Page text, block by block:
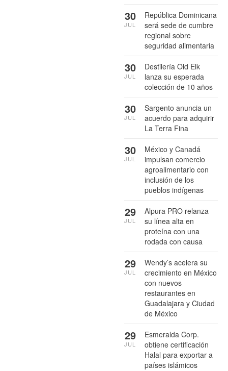
República Dominicana
será sede de cumbre
regional sobre
seguridad alimentaria
30
JUL
Destilería Old Elk
lanza su esperada
colección de 10 años
30
JUL
Sargento anuncia un
acuerdo para adquirir
La Terra Fina
30
JUL
México y Canadá
impulsan comercio
agroalimentario con
inclusión de los
pueblos indígenas
30
JUL
Alpura PRO relanza
su línea alta en
proteína con una
rodada con causa
29
JUL
Wendy’s acelera su
crecimiento en México
con nuevos
restaurantes en
Guadalajara y Ciudad
de México
29
JUL
Esmeralda Corp.
obtiene certificación
Halal para exportar a
países islámicos
29
JUL